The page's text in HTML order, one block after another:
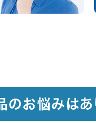
のお悩みはあ